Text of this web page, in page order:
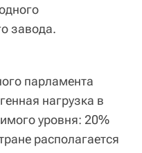
завода.
парламента
нагрузка в
уровня: 20%
располагается